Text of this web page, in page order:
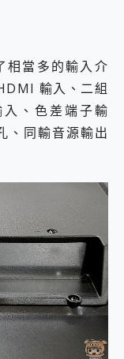
相當多的輸入介
輸入、二組
、色差端子輸
、同輸音源輸出